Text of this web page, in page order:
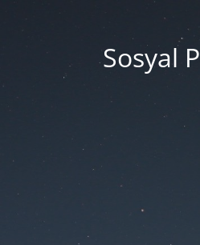
Sosyal